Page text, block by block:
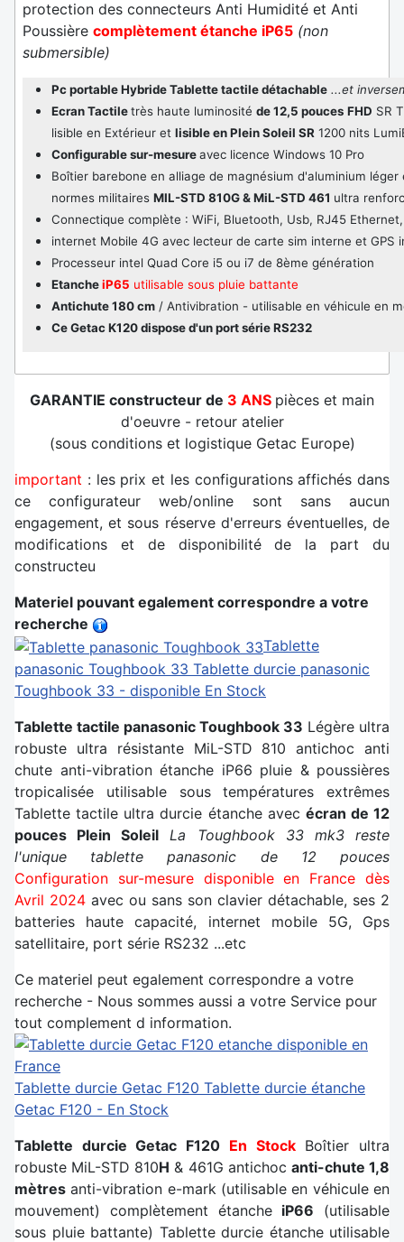
protection des connecteurs Anti Humidité et Anti
Poussière complètement étanche iP65 (non
submersible)
Pc portable Hybride Tablette tactile détachable ...et
Ecran Tactiletrès haute luminosité de 12,5 pouces FHD SR
lisible en Extérieur et lisible en Plein Soleil SR 1200 nits
Configurable sur-mesureavec licence Windows 10 Pro
Boîtier barebone en alliage de magnésium d'aluminium
normes militaires MIL-STD 810G & MiL-STD 461 ultra
Connectique complète : WiFi, Bluetooth, Usb, RJ45
internet Mobile 4G avec lecteur de carte sim interne et GPS
Processeur intel Quad Core i5 ou i7 de 8ème génération
EtancheiP65 utilisable sous pluie battante
Antichute 180 cm / Antivibration - utilisable en véhicule en
Ce Getac K120 dispose d'un port série RS232
GARANTIE constructeur de 3 ANS pièces et main
d'oeuvre - retour atelier
(sous conditions et logistique Getac Europe)
important : les prix et les configurations affichés dans
ce configurateur web/online sont sans aucun
engagement, et sous réserve d'erreurs éventuelles, de
modifications et de disponibilité de la part du
constructeu
Materiel pouvant egalement correspondre a votre
recherche
Tablette
panasonic Toughbook 33 Tablette durcie panasonic
Toughbook 33 - disponible En Stock
Tablette tactile panasonic Toughbook 33 Légère ultra
robuste ultra résistante MiL-STD 810 antichoc anti
chute anti-vibration étanche iP66 pluie & poussières
tropicalisée utilisable sous températures extrêmes
Tablette tactile ultra durcie étanche avec écran de 12
pouces Plein Soleil
La Toughbook 33 mk3 reste
l'unique tablette panasonic de 12 pouces
Configuration sur-mesure disponible en France dès
Avril 2024 avec ou sans son clavier détachable, ses 2
batteries haute capacité, internet mobile 5G, Gps
satellitaire, port série RS232 ...etc
Ce materiel peut egalement correspondre a votre
recherche - Nous sommes aussi a votre Service pour
tout complement d information.
Tablette durcie Getac F120 Tablette durcie étanche
Getac F120 - En Stock
Tablette durcie Getac F120 En StockBoîtier ultra
robuste MiL-STD 810H & 461G antichoc anti-chute 1,8
mètres anti-vibration e-mark (utilisable en véhicule en
mouvement) complètement étanche iP66 (utilisable
sous pluie battante) Tablette durcie étanche utilisable